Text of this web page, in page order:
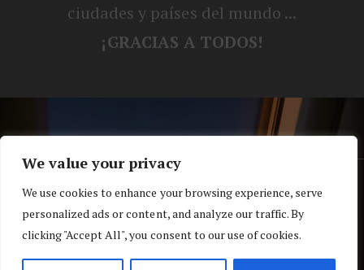
We value your privacy
We use cookies to enhance your browsing experience, serve
personalized ads or content, and analyze our traffic. By
clicking "Accept All", you consent to our use of cookies.
ciudades y países del mundo ...
¡GRACIAS A TODOS!
® Blog personal de Alex, Nerea, Turbo y
Koko |Política de privacidad y cookies
Top